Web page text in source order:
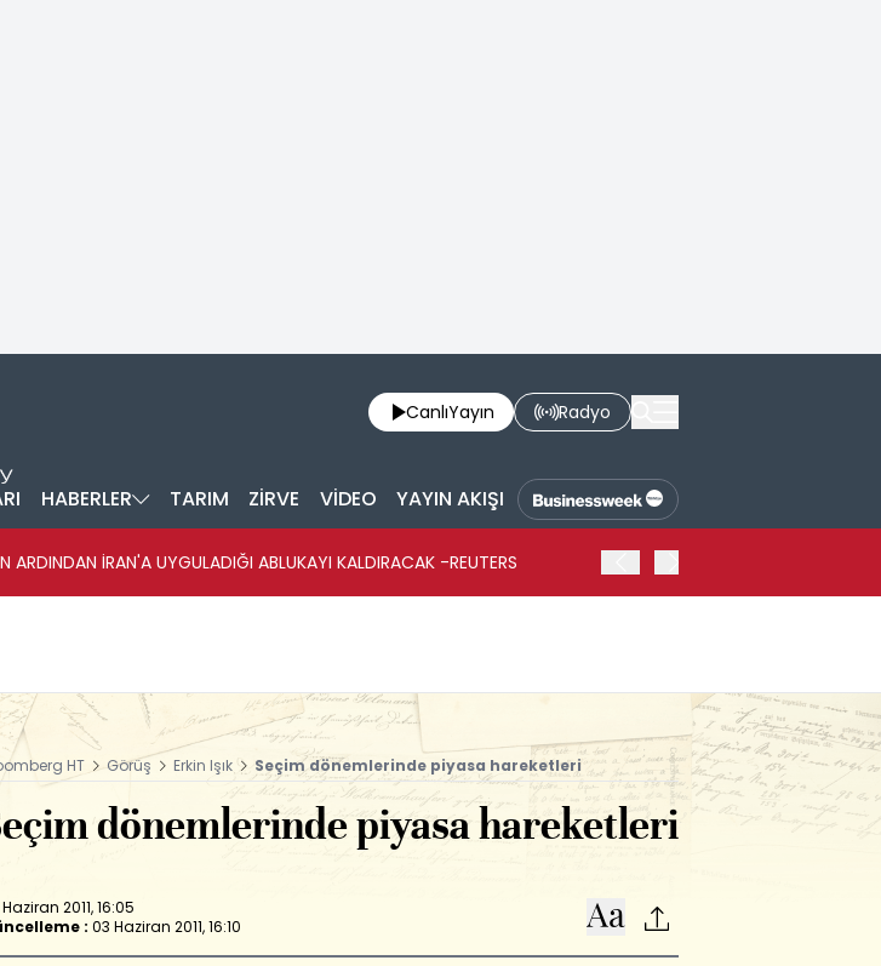
CanlıYayın Radyo
HABERLER TARIM ZİRVE VİDEO YAYIN AKIŞI
İRAN'A UYGULADIĞI ABLUKAYI KALDIRACAK -REUTERS
HT Görüş Erkin Işık Seçim dönemlerinde piyasa hareketleri
dönemlerinde piyasa hareketleri
2011, 16:05
: 03 Haziran 2011, 16:10